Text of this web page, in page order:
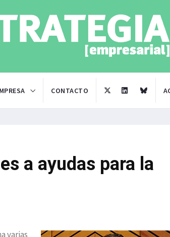
CONTACTO
a ayudas para la
varias